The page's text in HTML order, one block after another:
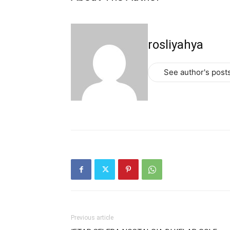
rosliyahya
See author's
Previous article